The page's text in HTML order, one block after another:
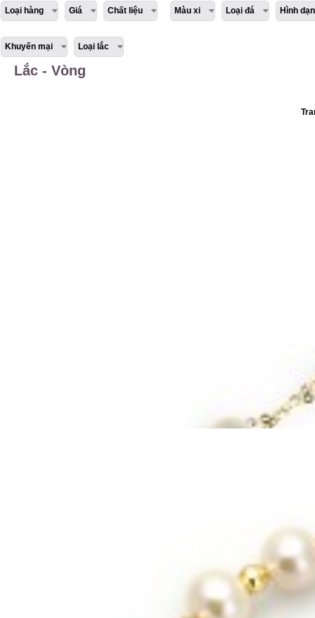
Loại hàng Giá Chất liệu Màu xi Loại đá Hình
Khuyến mại Loại lắc
Lắc - Vòng